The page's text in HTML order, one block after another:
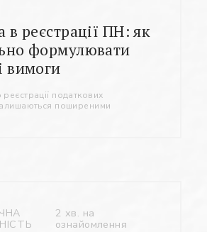
в реєстрації ПН: як
формулювати
вимоги
податкових
поширеними
2 хв. на
ознайомлення